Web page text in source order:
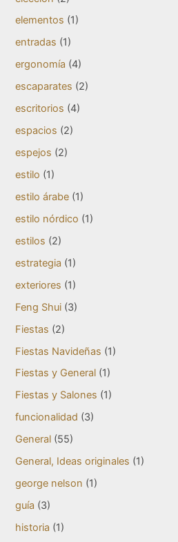
elementos (1)
entradas (1)
ergonomía (4)
escaparates (2)
escritorios (4)
espacios (2)
espejos (2)
estilo (1)
estilo árabe (1)
estilo nórdico (1)
estilos (2)
estrategia (1)
exteriores (1)
Feng Shui (3)
Fiestas (2)
Fiestas Navideñas (1)
Fiestas y General (1)
Fiestas y Salones (1)
funcionalidad (3)
General (55)
General, Ideas originales (1)
george nelson (1)
guía (3)
historia (1)